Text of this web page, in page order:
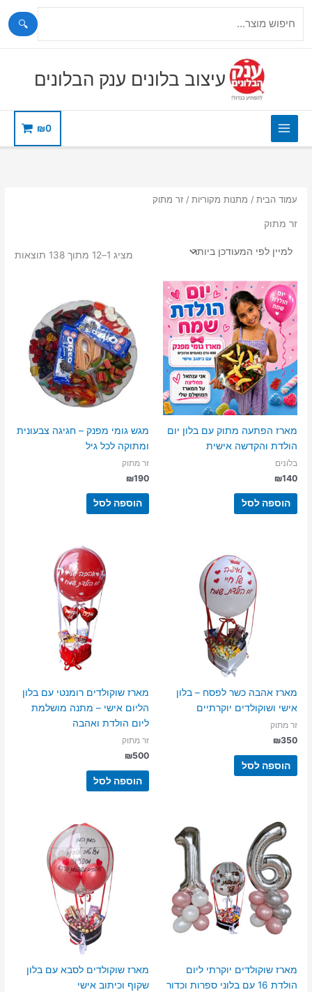
🔍
עיצוב בלונים ענק הבלונים
₪0
עמוד הבית / מתנות מקוריות / זר מתוק
זר מתוק
מציג 1–12 מתוך 138 תוצאות
מארז הפתעה מתוק עם בלון יום
הולדת והקדשה אישית
בלונים
₪140
הוספה לסל
מגש גומי מפנק – חגיגה צבעונית
ומתוקה לכל גיל
זר מתוק
₪190
הוספה לסל
מארז אהבה כשר לפסח – בלון
אישי ושוקולדים יוקרתיים
זר מתוק
₪350
הוספה לסל
מארז שוקולדים רומנטי עם בלון
הליום אישי – מתנה מושלמת
ליום הולדת ואהבה
זר מתוק
₪500
הוספה לסל
מארז שוקולדים יוקרתי ליום
הולדת 16 עם בלוני ספרות וכדור
מארז שוקולדים לסבא עם בלון
שקוף וכיתוב אישי